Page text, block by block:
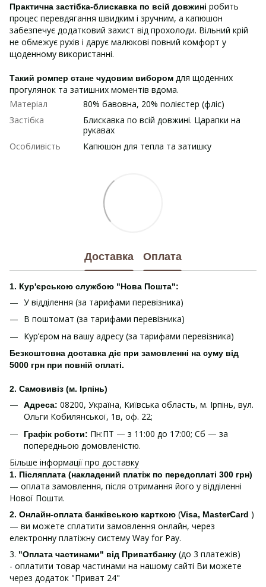
Практична застібка-блискавка по всій довжині робить
процес перевдягання швидким і зручним, а капюшон
забезпечує додатковий захист від прохолоди. Вільний крій
не обмежує рухів і дарує малюкові повний комфорт у
щоденному використанні.
Такий ромпер стане чудовим вибором для щоденних
прогулянок та затишних моментів вдома.
Матеріал
80% бавовна, 20% полієстер (фліс)
Застібка
Блискавка по всій довжині. Царапки на
рукавах
Особливість
Капюшон для тепла та затишку
Доставка Оплата
1. Кур'єрською службою "Нова Пошта":
У відділення (за тарифами перевізника)
В поштомат (за тарифами перевізника)
Кур’єром на вашу адресу (за тарифами перевізника)
Безкоштовна доставка діє при замовленні на суму від
5000 грн при повній оплаті.
2. Самовивіз (м. Ірпінь)
Адреса: 08200, Україна, Київська область, м. Ірпінь, вул.
Ольги Кобилянської, 1в, оф. 22;
Графік роботи: Пн:ПТ — з 11:00 до 17:00; Сб — за
попередньою домовленістю.
Більше інформації про доставку
1. Післяплата (накладений платіж по передоплаті 300 грн)
— оплата замовлення, після отримання його у відділенні
Нової Пошти.
2. Онлайн-оплата банківською карткою (Visa, MasterCard )
— ви можете сплатити замовлення онлайн, через
електронну платіжну систему Way for Pay.
3. "Оплата частинами" від Приватбанку (до 3 платежів)
- оплатити товар частинами на нашому сайті Ви можете
через додаток "Приват 24"